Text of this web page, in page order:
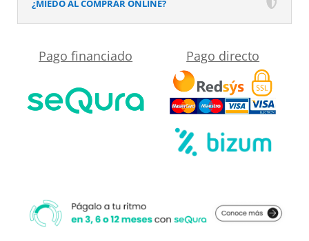
desplegable
cercano
su
en
cris
cantidad
¿MIEDO AL COMPRAR ONLINE?
Pago financiado Pago directo